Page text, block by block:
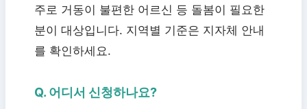
주로 거동이 불편한 어르신 등 돌봄이 필요한
분이 대상입니다. 지역별 기준은 지자체 안내
를 확인하세요.
Q. 어디서 신청하나요?